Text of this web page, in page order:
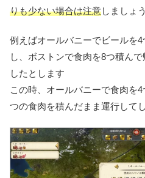
りも少ない場合は注意しましょう
例えばオールバニーでビールを
し、ボストンで食肉を8つ積ん
したとします
この時、オールバニーで食肉を
つの食肉を積んだまま運行して